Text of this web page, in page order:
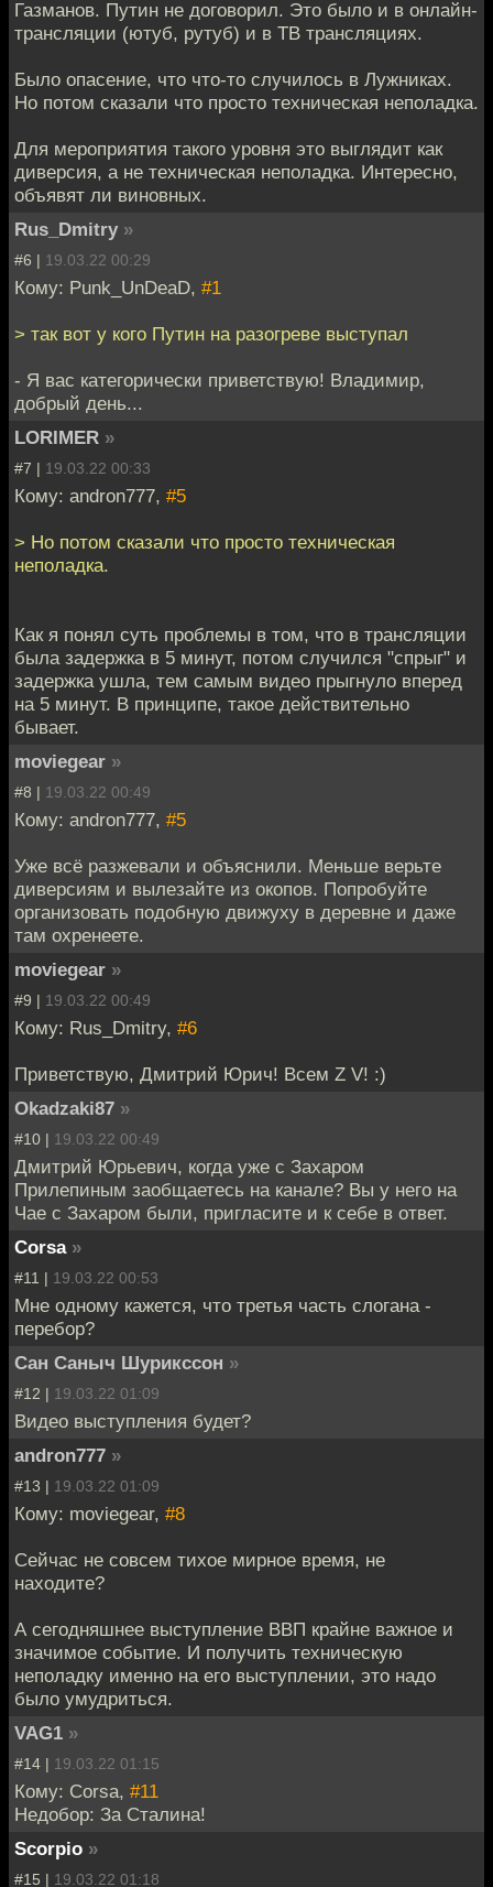
Газманов. Путин не договорил. Это было и в онлайн-
трансляции (ютуб, рутуб) и в ТВ трансляциях.
Было опасение, что что-то случилось в Лужниках.
Но потом сказали что просто техническая неполадка.
Для мероприятия такого уровня это выглядит как
диверсия, а не техническая неполадка. Интересно,
объявят ли виновных.
Rus_Dmitry »
#6 | 19.03.22 00:29
Кому: Punk_UnDeaD, #1
> так вот у кого Путин на разогреве выступал
- Я вас категорически приветствую! Владимир,
добрый день...
LORIMER »
#7 | 19.03.22 00:33
Кому: andron777, #5
> Но потом сказали что просто техническая
неполадка.
Как я понял суть проблемы в том, что в трансляции
была задержка в 5 минут, потом случился "спрыг" и
задержка ушла, тем самым видео прыгнуло вперед
на 5 минут. В принципе, такое действительно
бывает.
moviegear »
#8 | 19.03.22 00:49
Кому: andron777, #5
Уже всё разжевали и объяснили. Меньше верьте
диверсиям и вылезайте из окопов. Попробуйте
организовать подобную движуху в деревне и даже
там охренеете.
moviegear »
#9 | 19.03.22 00:49
Кому: Rus_Dmitry, #6
Приветствую, Дмитрий Юрич! Всем Z V! :)
Okadzaki87 »
#10 | 19.03.22 00:49
Дмитрий Юрьевич, когда уже с Захаром
Прилепиным заобщаетесь на канале? Вы у него на
Чае с Захаром были, пригласите и к себе в ответ.
Corsa »
#11 | 19.03.22 00:53
Мне одному кажется, что третья часть слогана -
перебор?
Сан Саныч Шурикссон »
#12 | 19.03.22 01:09
Видео выступления будет?
andron777 »
#13 | 19.03.22 01:09
Кому: moviegear, #8
Сейчас не совсем тихое мирное время, не
находите?
А сегодняшнее выступление ВВП крайне важное и
значимое событие. И получить техническую
неполадку именно на его выступлении, это надо
было умудриться.
VAG1 »
#14 | 19.03.22 01:15
Кому: Corsa, #11
Недобор: За Сталина!
Scorpio »
#15 | 19.03.22 01:18